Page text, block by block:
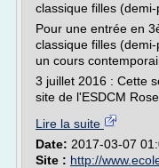
classique filles
Pour une entrée en
classique filles
un cours
3 juillet 2016 : Cette
site de l'ESDCM
Lire la suite
Date: 2017-03-07
Site : http://